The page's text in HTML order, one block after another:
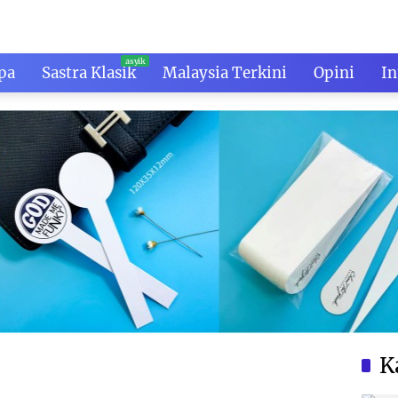
Sastra Klasik Malaysia Terkini Opini